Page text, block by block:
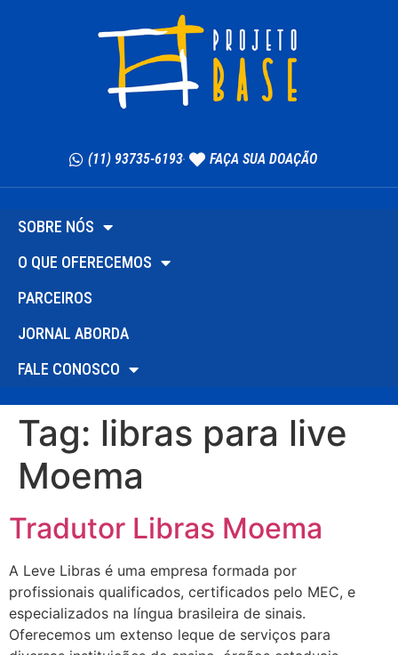
(11) 93735-6193 FAÇA SUA DOAÇÃO
SOBRE NÓS
O QUE OFERECEMOS
PARCEIROS
JORNAL ABORDA
FALE CONOSCO
Tag: libras para live
Moema
Tradutor Libras Moema
A Leve Libras é uma empresa formada por
profissionais qualificados, certificados pelo MEC, e
especializados na língua brasileira de sinais.
Oferecemos um extenso leque de serviços para